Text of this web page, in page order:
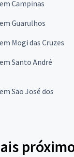
Campinas
Guarulhos
Mogi das Cruzes
Santo André
São José dos